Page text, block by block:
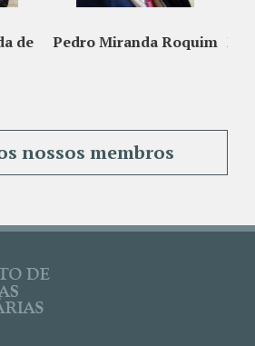
Roquim Maucir Fregonesi
nossos membros